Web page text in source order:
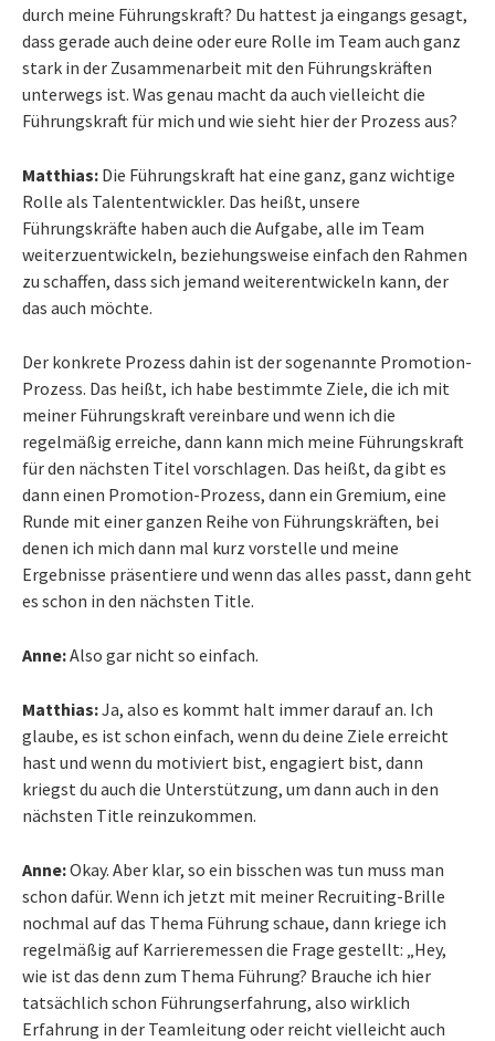
durch meine Führungskraft? Du hattest ja eingangs gesagt,
dass gerade auch deine oder eure Rolle im Team auch ganz
stark in der Zusammenarbeit mit den Führungskräften
unterwegs ist. Was genau macht da auch vielleicht die
Führungskraft für mich und wie sieht hier der Prozess aus?
Matthias: Die Führungskraft hat eine ganz, ganz wichtige
Rolle als Talententwickler. Das heißt, unsere
Führungskräfte haben auch die Aufgabe, alle im Team
weiterzuentwickeln, beziehungsweise einfach den Rahmen
zu schaffen, dass sich jemand weiterentwickeln kann, der
das auch möchte.
Der konkrete Prozess dahin ist der sogenannte Promotion-
Prozess. Das heißt, ich habe bestimmte Ziele, die ich mit
meiner Führungskraft vereinbare und wenn ich die
regelmäßig erreiche, dann kann mich meine Führungskraft
für den nächsten Titel vorschlagen. Das heißt, da gibt es
dann einen Promotion-Prozess, dann ein Gremium, eine
Runde mit einer ganzen Reihe von Führungskräften, bei
denen ich mich dann mal kurz vorstelle und meine
Ergebnisse präsentiere und wenn das alles passt, dann geht
es schon in den nächsten Title.
Anne:Also gar nicht so einfach.
Matthias:Ja, also es kommt halt immer darauf an. Ich
glaube, es ist schon einfach, wenn du deine Ziele erreicht
hast und wenn du motiviert bist, engagiert bist, dann
kriegst du auch die Unterstützung, um dann auch in den
nächsten Title reinzukommen.
Anne:Okay. Aber klar, so ein bisschen was tun muss man
schon dafür. Wenn ich jetzt mit meiner Recruiting-Brille
nochmal auf das Thema Führung schaue, dann kriege ich
regelmäßig auf Karrieremessen die Frage gestellt: „Hey,
wie ist das denn zum Thema Führung? Brauche ich hier
tatsächlich schon Führungserfahrung, also wirklich
Erfahrung in der Teamleitung oder reicht vielleicht auch